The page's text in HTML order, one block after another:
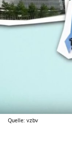
Quelle: vzbv